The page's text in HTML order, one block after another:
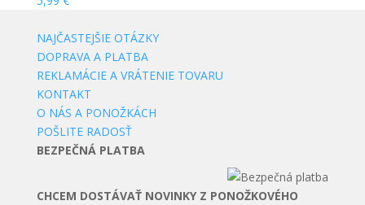
NAJČASTEJŠIE OTÁZKY
DOPRAVA A PLATBA
REKLAMÁCIE A VRÁTENIE TOVARU
KONTAKT
O NÁS A PONOŽKÁCH
POŠLITE RADOSŤ
BEZPEČNÁ PLATBA
CHCEM DOSTÁVAŤ NOVINKY Z PONOŽKOVÉHO